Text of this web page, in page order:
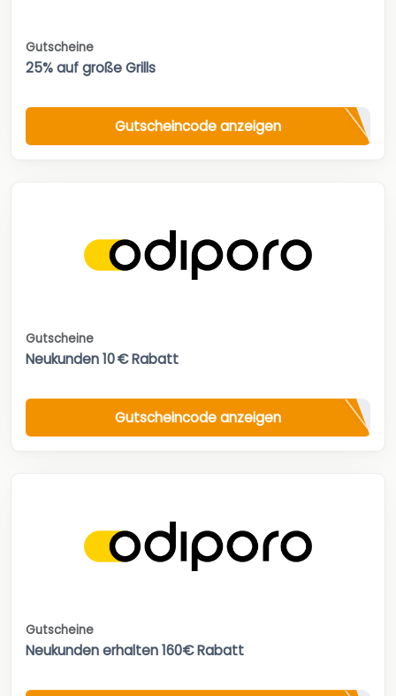
Gutscheine
25% auf große Grills
Gutscheincode anzeigen
Gutscheine
Neukunden 10 € Rabatt
Gutscheincode anzeigen
Gutscheine
Neukunden erhalten 160€ Rabatt